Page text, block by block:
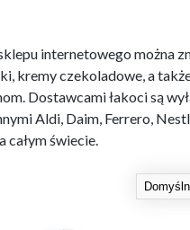
internetowego można
kremy czekoladowe, a
Dostawcami łakoci są
Aldi, Daim, Ferrero,
świecie.